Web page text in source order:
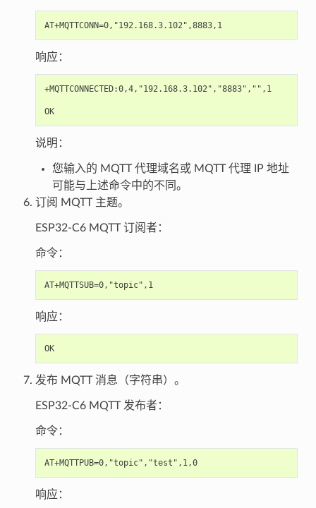
AT+MQTTCONN=0,"192.168.3.102",8883,1
响应：
+MQTTCONNECTED:0,4,"192.168.3.102","8883","",1
OK
说明：
您输入的 MQTT 代理域名或 MQTT 代理 IP 地址
可能与上述命令中的不同。
订阅 MQTT 主题。
ESP32-C6 MQTT 订阅者：
命令：
AT+MQTTSUB=0,"topic",1
响应：
OK
发布 MQTT 消息（字符串）。
ESP32-C6 MQTT 发布者：
命令：
AT+MQTTPUB=0,"topic","test",1,0
响应：